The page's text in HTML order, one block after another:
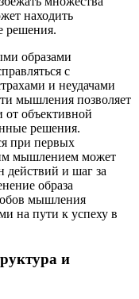
находить
решения.
образами
с
и неудачами
мышления позволяет
от объективной
решения.
при первых
мышлением может
действий и шаг за
образа
мышления
на пути к успеху в
и